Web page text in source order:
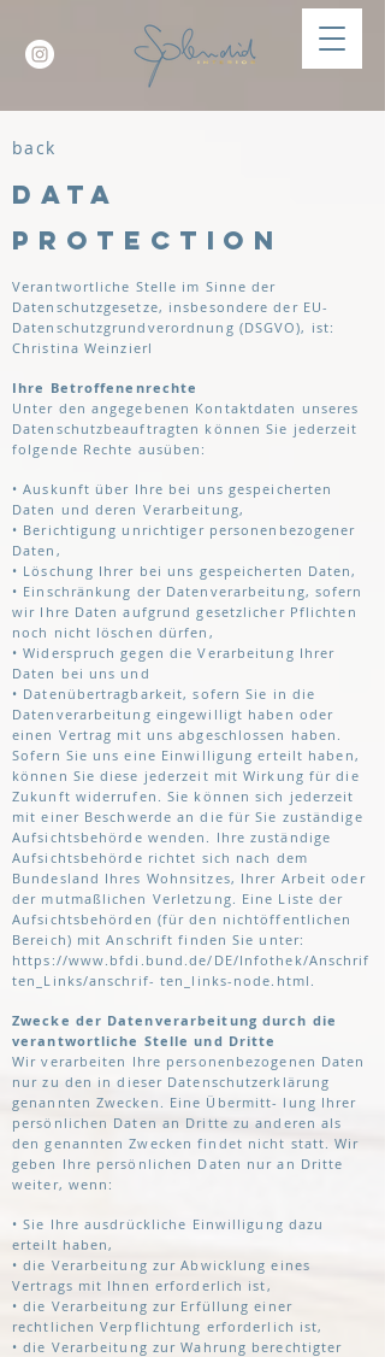
back
DATA
PROTECTION
Verantwortliche Stelle im Sinne der
Datenschutzgesetze, insbesondere der EU-
Datenschutzgrundverordnung (DSGVO), ist:
Christina Weinzierl
Ihre Betroffenenrechte
Unter den angegebenen Kontaktdaten unseres
Datenschutzbeauftragten können Sie jederzeit
folgende Rechte ausüben:
• Auskunft über Ihre bei uns gespeicherten
Daten und deren Verarbeitung,
• Berichtigung unrichtiger personenbezogener
Daten,
• Löschung Ihrer bei uns gespeicherten Daten,
• Einschränkung der Datenverarbeitung, sofern
wir Ihre Daten aufgrund gesetzlicher Pflichten
noch nicht löschen dürfen,
• Widerspruch gegen die Verarbeitung Ihrer
Daten bei uns und
• Datenübertragbarkeit, sofern Sie in die
Datenverarbeitung eingewilligt haben oder
einen Vertrag mit uns abgeschlossen haben.
Sofern Sie uns eine Einwilligung erteilt haben,
können Sie diese jederzeit mit Wirkung für die
Zukunft widerrufen. Sie können sich jederzeit
mit einer Beschwerde an die für Sie zuständige
Aufsichtsbehörde wenden. Ihre zuständige
Aufsichtsbehörde richtet sich nach dem
Bundesland Ihres Wohnsitzes, Ihrer Arbeit oder
der mutmaßlichen Verletzung. Eine Liste der
Aufsichtsbehörden (für den nichtöffentlichen
Bereich) mit Anschrift finden Sie unter:
https://www.bfdi.bund.de/DE/Infothek/Anschrif
ten_Links/anschrif- ten_links-node.html.
Zwecke der Datenverarbeitung durch die
verantwortliche Stelle und Dritte
Wir verarbeiten Ihre personenbezogenen Daten
nur zu den in dieser Datenschutzerklärung
genannten Zwecken. Eine Übermitt- lung Ihrer
persönlichen Daten an Dritte zu anderen als
den genannten Zwecken findet nicht statt. Wir
geben Ihre persönlichen Daten nur an Dritte
weiter, wenn:
• Sie Ihre ausdrückliche Einwilligung dazu
erteilt haben,
• die Verarbeitung zur Abwicklung eines
Vertrags mit Ihnen erforderlich ist,
• die Verarbeitung zur Erfüllung einer
rechtlichen Verpflichtung erforderlich ist,
• die Verarbeitung zur Wahrung berechtigter